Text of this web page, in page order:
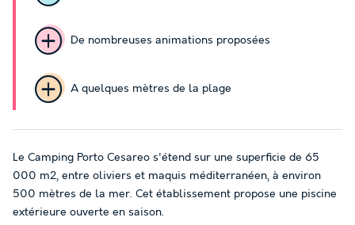
De nombreuses animations proposées
A quelques mètres de la plage
Le Camping Porto Cesareo s'étend sur une superficie de 65
000 m2, entre oliviers et maquis méditerranéen, à environ
500 mètres de la mer. Cet établissement propose une piscine
extérieure ouverte en saison.